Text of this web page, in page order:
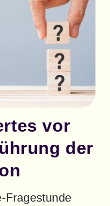
vor
der
Fragestunde